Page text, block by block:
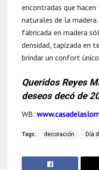
encontradas que
naturales de la
fabricada en madera
densidad, tapizada en
brindar un confort
Queridos Reyes
deseos decó de
WB:
Tags: decoración Día